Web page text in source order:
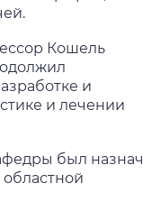
Кошель
и
и лечении
был